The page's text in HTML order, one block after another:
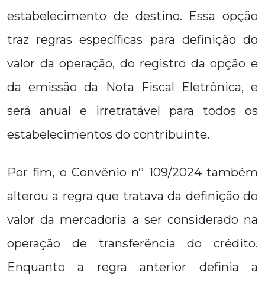
estabelecimento de destino. Essa opção
traz regras específicas para definição do
valor da operação, do registro da opção e
da emissão da Nota Fiscal Eletrônica, e
será anual e irretratável para todos os
estabelecimentos do contribuinte.
Por fim, o Convênio nº 109/2024 também
alterou a regra que tratava da definição do
valor da mercadoria a ser considerado na
operação de transferência do crédito.
Enquanto a regra anterior definia a